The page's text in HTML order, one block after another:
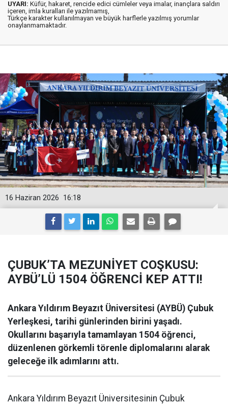
UYARI: Küfür, hakaret, rencide edici cümleler veya imalar, inançlara saldırı
içeren, imla kuralları ile yazılmamış,
Türkçe karakter kullanılmayan ve büyük harflerle yazılmış yorumlar
onaylanmamaktadır.
16:18
16 Haziran 2026
ÇUBUK’TA MEZUNİYET COŞKUSU:
AYBÜ’LÜ 1504 ÖĞRENCİ KEP ATTI!
Ankara Yıldırım Beyazıt Üniversitesi (AYBÜ) Çubuk
Yerleşkesi, tarihi günlerinden birini yaşadı.
Okullarını başarıyla tamamlayan 1504 öğrenci,
düzenlenen görkemli törenle diplomalarını alarak
geleceğe ilk adımlarını attı.
Ankara Yıldırım Beyazıt Üniversitesinin Çubuk